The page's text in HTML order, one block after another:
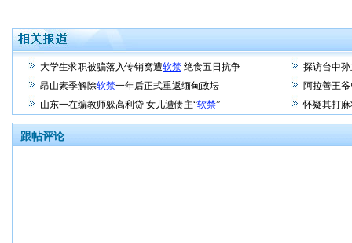
大学生求职被骗落入传销窝遭软禁 绝食五日抗争
探访台中
昂山素季解除软禁一年后正式重返缅甸政坛
阿拉善王
山东一在编教师躲高利贷 女儿遭债主“软禁” 怀疑其打
跟帖评论